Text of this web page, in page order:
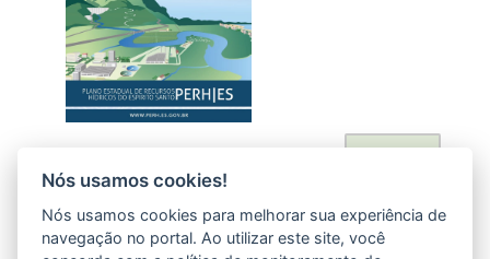
Acessar
Nós usamos cookies!
Nós usamos cookies para melhorar sua experiência de
navegação no portal. Ao utilizar este site, você